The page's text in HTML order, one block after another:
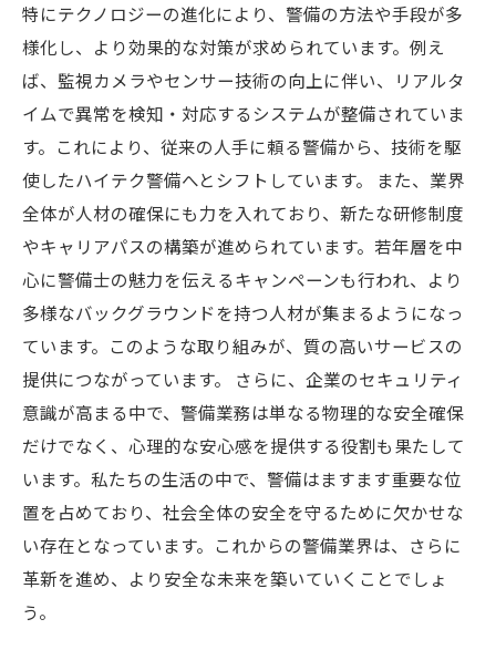
特にテクノロジーの進化により、警備の方法や手段が多
様化し、より効果的な対策が求められています。例え
ば、監視カメラやセンサー技術の向上に伴い、リアルタ
イムで異常を検知・対応するシステムが整備されていま
す。これにより、従来の人手に頼る警備から、技術を駆
使したハイテク警備へとシフトしています。 また、業界
全体が人材の確保にも力を入れており、新たな研修制度
やキャリアパスの構築が進められています。若年層を中
心に警備士の魅力を伝えるキャンペーンも行われ、より
多様なバックグラウンドを持つ人材が集まるようになっ
ています。このような取り組みが、質の高いサービスの
提供につながっています。 さらに、企業のセキュリティ
意識が高まる中で、警備業務は単なる物理的な安全確保
だけでなく、心理的な安心感を提供する役割も果たして
います。私たちの生活の中で、警備はますます重要な位
置を占めており、社会全体の安全を守るために欠かせな
い存在となっています。これからの警備業界は、さらに
革新を進め、より安全な未来を築いていくことでしょ
う。